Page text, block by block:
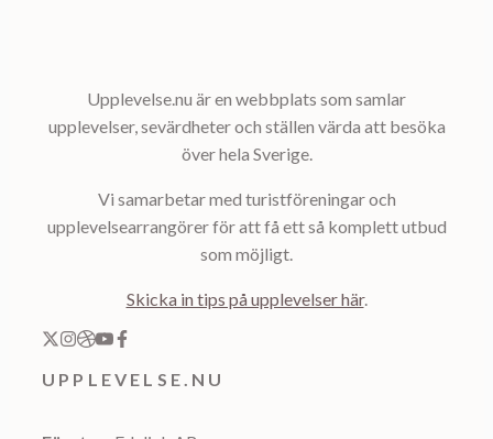
Upplevelse.nu är en webbplats som samlar
upplevelser, sevärdheter och ställen värda att besöka
över hela Sverige.
Vi samarbetar med turistföreningar och
upplevelsearrangörer för att få ett så komplett utbud
som möjligt.
Skicka in tips på upplevelser här.
UPPLEVELSE.NU